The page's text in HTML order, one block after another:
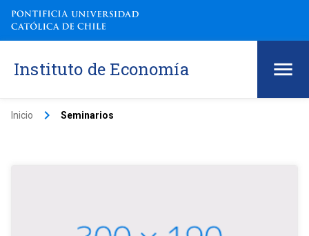
Instituto de Economía
Inicio keyboard_arrow_right Seminarios